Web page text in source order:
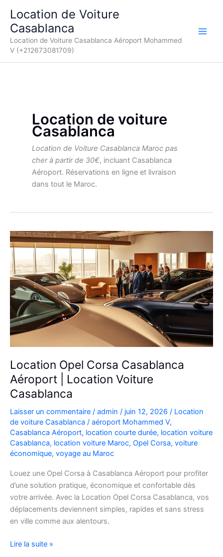
contenu
Location de Voiture
Casablanca
Location de Voiture Casablanca Aéroport Mohammed
V (+212673081709)
Location de voiture
Casablanca
Location de Voiture Casablanca Maroc pas
cher à partir de 30€, incluant Casablanca
Aéroport. Réservations en ligne et livraison
dans tout le Maroc.
Location Opel Corsa Casablanca
Aéroport | Location Voiture
Casablanca
Laisser un commentaire / admin / juin 12, 2026 / Location
de voiture Casablanca / aéroport Mohammed V,
Casablanca Aéroport, location courte durée, location voiture
Casablanca, location voiture Maroc, Opel Corsa, voiture
économique, voyage au Maroc
Louez une Opel Corsa à Casablanca Aéroport pour profiter
d’une solution pratique, économique et confortable dès
votre arrivée. Avec la Location Opel Corsa Casablanca, vos
déplacements deviennent simples, rapides et sans stress
en ville comme aux alentours.
Location
Lire la suite »